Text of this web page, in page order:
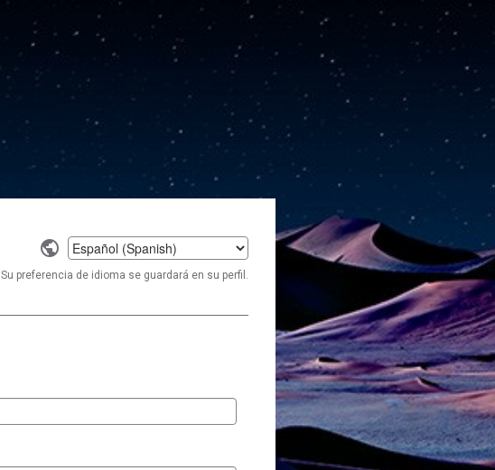
Select
a
Su preferencia de idioma se guardará en su perfil.